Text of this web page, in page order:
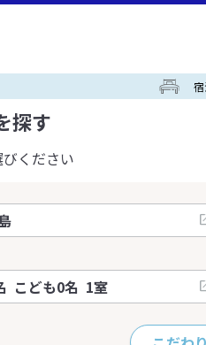
探す
ください